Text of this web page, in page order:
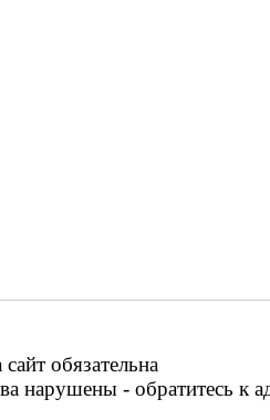
обязательна
нарушены - обратитесь к